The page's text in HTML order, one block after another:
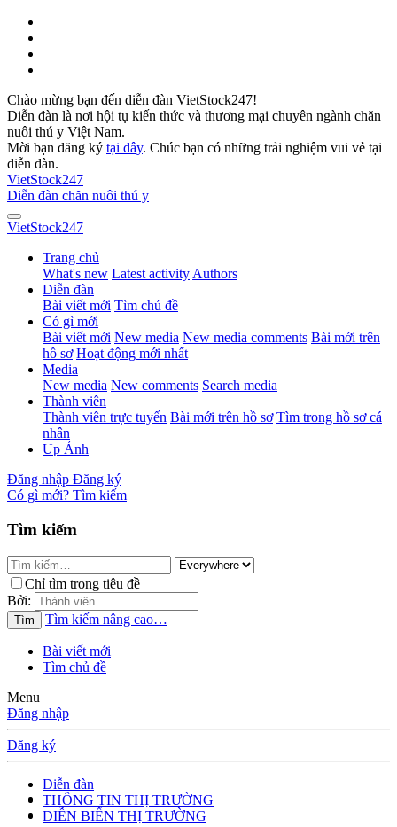
Chào mừng bạn đến diễn đàn VietStock247!
Diễn đàn là nơi hội tụ kiến thức và thương mại chuyên ngành chăn
nuôi thú y Việt Nam.
Mời bạn đăng ký tại đây. Chúc bạn có những trải nghiệm vui vẻ tại
diễn đàn.
VietStock247
Diễn đàn chăn nuôi thú y
VietStock247
Trang chủ
What's new Latest activity Authors
Diễn đàn
Bài viết mới Tìm chủ đề
Có gì mới
Bài viết mới New media New media comments Bài mới trên
hồ sơ Hoạt động mới nhất
Media
New media New comments Search media
Thành viên
Thành viên trực tuyến Bài mới trên hồ sơ Tìm trong hồ sơ cá
nhân
Up Ảnh
Đăng nhập Đăng ký
Có gì mới? Tìm kiếm
Tìm kiếm
Chỉ tìm trong tiêu đề
Bởi:
Tìm Tìm kiếm nâng cao…
Bài viết mới
Tìm chủ đề
Menu
Đăng nhập
Đăng ký
Diễn đàn
THÔNG TIN THỊ TRƯỜNG
DIỄN BIẾN THỊ TRƯỜNG